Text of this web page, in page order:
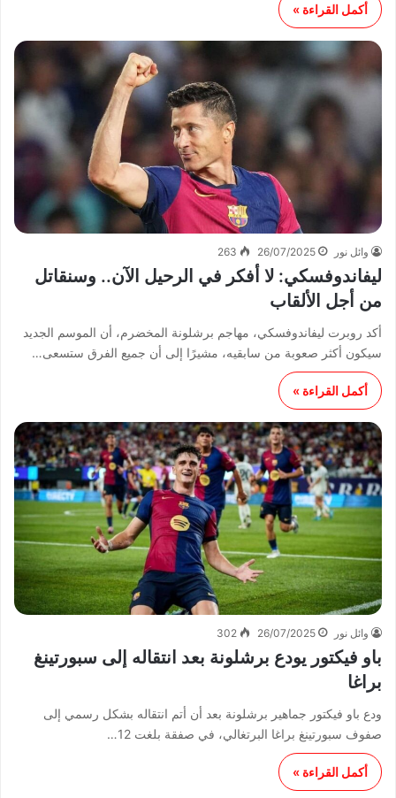
أكمل القراءة »
وائل نور 26/07/2025
263
ليفاندوفسكي: لا أفكر في الرحيل الآن.. وسنقاتل
من أجل الألقاب
أكد روبرت ليفاندوفسكي، مهاجم برشلونة المخضرم، أن الموسم الجديد
سيكون أكثر صعوبة من سابقيه، مشيرًا إلى أن جميع الفرق ستسعى…
أكمل القراءة »
وائل نور 26/07/2025
302
باو فيكتور يودع برشلونة بعد انتقاله إلى سبورتينغ
براغا
ودع باو فيكتور جماهير برشلونة بعد أن أتم انتقاله بشكل رسمي إلى
صفوف سبورتينغ براغا البرتغالي، في صفقة بلغت 12…
أكمل القراءة »